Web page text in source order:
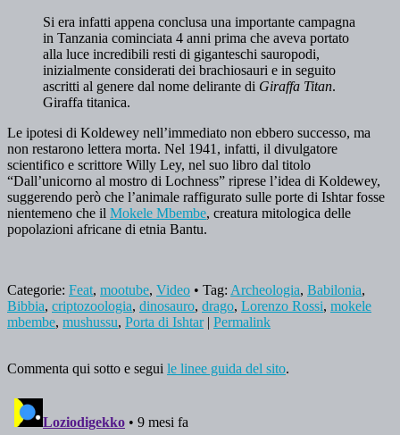
Si era infatti appena conclusa una importante campagna
in Tanzania cominciata 4 anni prima che aveva portato
alla luce incredibili resti di giganteschi sauropodi,
inizialmente considerati dei brachiosauri e in seguito
ascritti al genere dal nome delirante di Giraffa Titan.
Giraffa titanica.
Le ipotesi di Koldewey nell’immediato non ebbero successo, ma
non restarono lettera morta. Nel 1941, infatti, il divulgatore
scientifico e scrittore Willy Ley, nel suo libro dal titolo
“Dall’unicorno al mostro di Lochness” riprese l’idea di Koldewey,
suggerendo però che l’animale raffigurato sulle porte di Ishtar fosse
nientemeno che il Mokele Mbembe, creatura mitologica delle
popolazioni africane di etnia Bantu.
Categorie: Feat, mootube, Video • Tag: Archeologia, Babilonia,
Bibbia, criptozoologia, dinosauro, drago, Lorenzo Rossi, mokele
mbembe, mushussu, Porta di Ishtar| Permalink
Commenta qui sotto e segui le linee guida del sito.